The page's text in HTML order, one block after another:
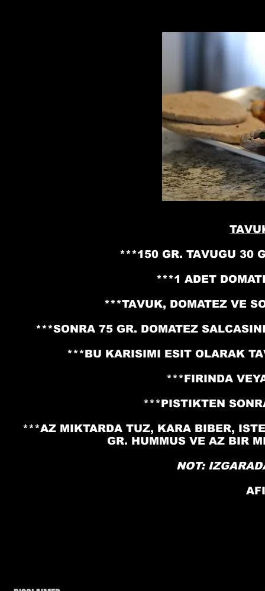
***150 GR. TAVUGU 30
***1 ADET
***TAVUK, DOMATEZ VE
***SONRA 75 GR. DOMATEZ
***BU KARISIMI ESIT OLARAK
***FIRINDA
***PISTIKTEN
***AZ MIKTARDA TUZ, KARA BIBER,
GR. HUMMUS VE AZ BIR
NOT: